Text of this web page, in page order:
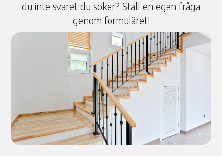
du inte svaret du söker? Ställ en egen fråga
genom formuläret!